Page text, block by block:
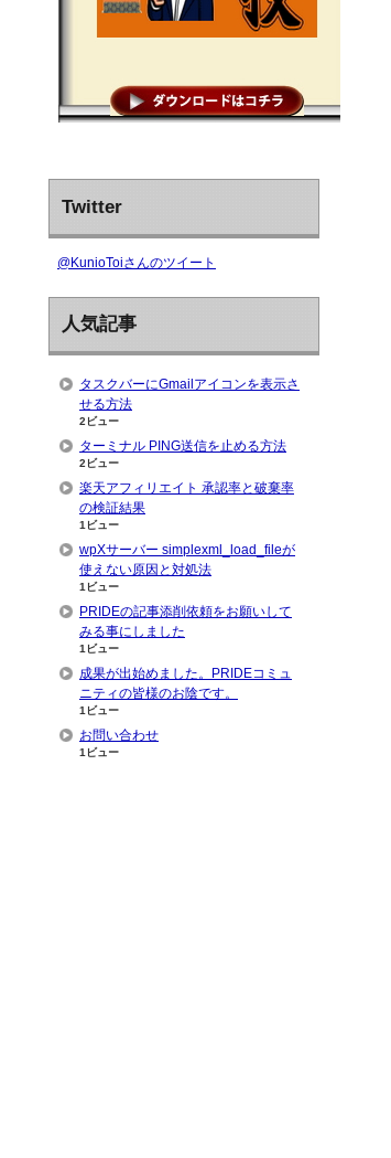
Twitter
@KunioToiさんのツイート
人気記事
タスクバーにGmailアイコンを表示さ
せる方法
2ビュー
ターミナル PING送信を止める方法
2ビュー
楽天アフィリエイト 承認率と破棄率
の検証結果
1ビュー
wpXサーバー simplexml_load_fileが
使えない原因と対処法
1ビュー
PRIDEの記事添削依頼をお願いして
みる事にしました
1ビュー
成果が出始めました。PRIDEコミュ
ニティの皆様のお陰です。
1ビュー
お問い合わせ
1ビュー